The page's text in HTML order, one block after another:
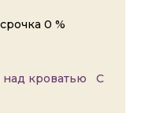
0 %
кроватью
С